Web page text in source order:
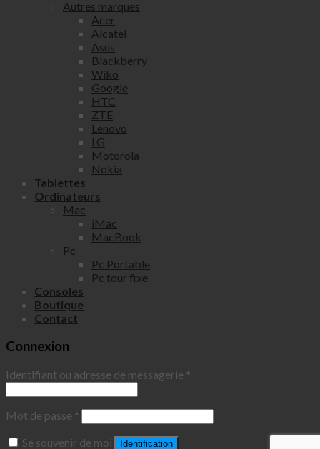
Autres marques
Acer
Alcatel
Asus
Blackberry
Wiko
Google
HTC
ZTE
Lenovo
LG
Motorola
Nokia
Tablettes
Ordinateurs
Mac
iMac
MacBook
Pc
Pc Portable
Pc tour fixe
Consoles
Boutique
Contact
Connexion
Identifiant ou adresse de messagerie *
Mot de passe *
Se souvenir de moi
Identification